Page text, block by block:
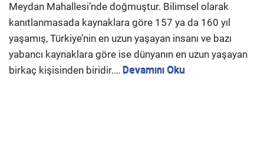
Meydan Mahallesi’nde doğmuştur. Bilimsel olarak
kanıtlanmasada kaynaklara göre 157 ya da 160 yıl
yaşamış, Türkiye’nin en uzun yaşayan insanı ve bazı
yabancı kaynaklara göre ise dünyanın en uzun yaşayan
birkaç kişisinden biridir.… Devamını Oku